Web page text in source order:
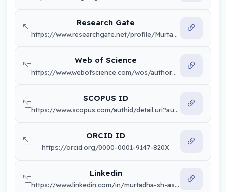
Research Gate
https://www.researchgate.net/profile/Murtadha-Aswood?ev=hdr_xprf
Web of Science
https://www.webofscience.com/wos/author/record/S-3485-2017
SCOPUS ID
https://www.scopus.com/authid/detail.uri?authorId=56188994800
ORCID ID
https://orcid.org/0000-0001-9147-820X
Linkedin
https://www.linkedin.com/in/murtadha-sh-aswood-33413b172/